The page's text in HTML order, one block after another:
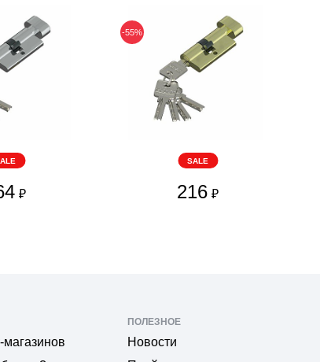
₽
-55%
SALE
216 ₽
магазинов
ПОЛЕЗНОЕ
Новости